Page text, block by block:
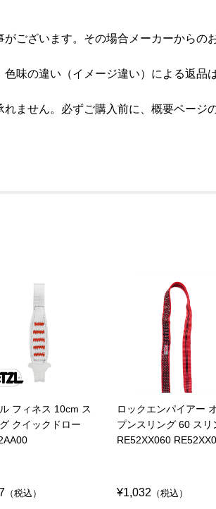
ございます。その場合メーカーからの
味の違い（イメージ違い）による返品
ません。必ずご購入前に、概要ページ
フィネス 10cm ス
クイックドロー
（税込）
ロックエンパイアー
プンスリング 60 スリ
RE52XX060
¥1,032 （税込）